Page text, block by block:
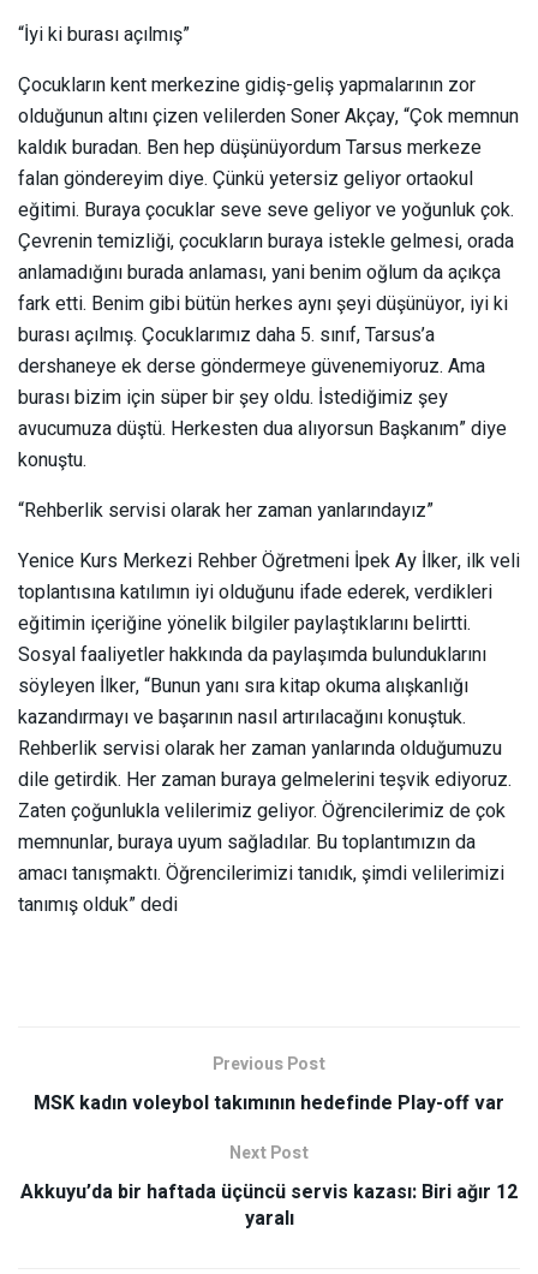
“İyi ki burası açılmış”
Çocukların kent merkezine gidiş-geliş yapmalarının zor
olduğunun altını çizen velilerden Soner Akçay, “Çok memnun
kaldık buradan. Ben hep düşünüyordum Tarsus merkeze
falan göndereyim diye. Çünkü yetersiz geliyor ortaokul
eğitimi. Buraya çocuklar seve seve geliyor ve yoğunluk çok.
Çevrenin temizliği, çocukların buraya istekle gelmesi, orada
anlamadığını burada anlaması, yani benim oğlum da açıkça
fark etti. Benim gibi bütün herkes aynı şeyi düşünüyor, iyi ki
burası açılmış. Çocuklarımız daha 5. sınıf, Tarsus’a
dershaneye ek derse göndermeye güvenemiyoruz. Ama
burası bizim için süper bir şey oldu. İstediğimiz şey
avucumuza düştü. Herkesten dua alıyorsun Başkanım” diye
konuştu.
“Rehberlik servisi olarak her zaman yanlarındayız”
Yenice Kurs Merkezi Rehber Öğretmeni İpek Ay İlker, ilk veli
toplantısına katılımın iyi olduğunu ifade ederek, verdikleri
eğitimin içeriğine yönelik bilgiler paylaştıklarını belirtti.
Sosyal faaliyetler hakkında da paylaşımda bulunduklarını
söyleyen İlker, “Bunun yanı sıra kitap okuma alışkanlığı
kazandırmayı ve başarının nasıl artırılacağını konuştuk.
Rehberlik servisi olarak her zaman yanlarında olduğumuzu
dile getirdik. Her zaman buraya gelmelerini teşvik ediyoruz.
Zaten çoğunlukla velilerimiz geliyor. Öğrencilerimiz de çok
memnunlar, buraya uyum sağladılar. Bu toplantımızın da
amacı tanışmaktı. Öğrencilerimizi tanıdık, şimdi velilerimizi
tanımış olduk” dedi
Previous Post
MSK kadın voleybol takımının hedefinde Play-off var
Next Post
Akkuyu’da bir haftada üçüncü servis kazası: Biri ağır 12
yaralı